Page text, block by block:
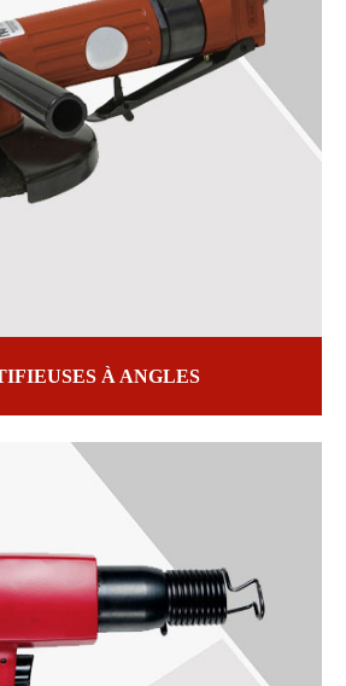
À ANGLES